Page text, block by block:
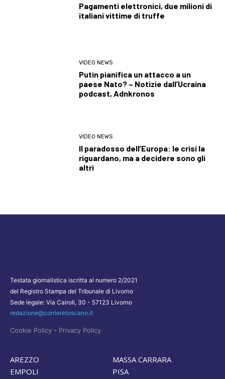
Pagamenti elettronici, due milioni di
italiani vittime di truffe
VIDEO NEWS
Putin pianifica un attacco a un
paese Nato? – Notizie dall’Ucraina
podcast, Adnkronos
VIDEO NEWS
Il paradosso dell’Europa: le crisi la
riguardano, ma a decidere sono gli
altri
Testata giornalistica iscritta al numero 2/2021
del Registro Stampa del Tribunale di Livorno
Sede legale: Via Cairoli, 30 - 57123 Livorno
redazione@corrieretoscano.it
Cookie Policy - Privacy Policy
AREZZO
EMPOLI
MASSA CARRARA
PISA